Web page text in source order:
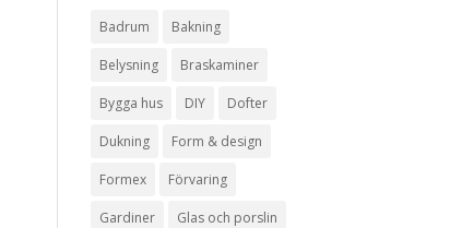
Badrum Bakning
Belysning Braskaminer
Bygga hus DIY Dofter
Dukning Form & design
Formex Förvaring
Gardiner Glas och porslin